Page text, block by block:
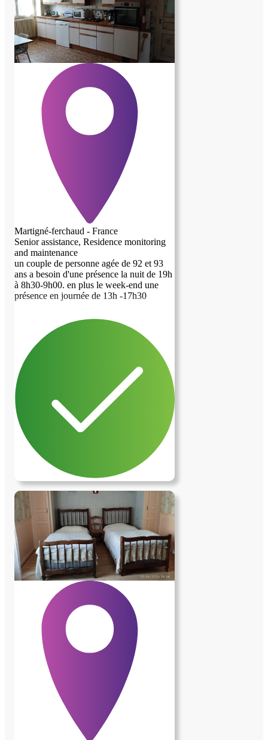
Martigné-ferchaud - France
Senior assistance, Residence monitoring
and maintenance
un couple de personne agée de 92 et 93
ans a besoin d'une présence la nuit de 19h
à 8h30-9h00. en plus le week-end une
présence en journée de 13h -17h30